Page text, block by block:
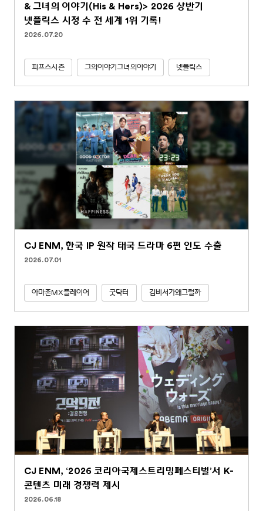
& 그녀의 이야기(His & Hers)> 2026 상반기
넷플릭스 시청 수 전 세계 1위 기록!
2026.07.20
피프스시즌 그의이야기그녀의이야기 넷플릭스
CJ ENM, 한국 IP 원작 태국 드라마 6편 인도 수출
2026.07.01
아마존MX플레이어 굿닥터 김비서가왜그럴까
CJ ENM, ‘2026 코리아국제스트리밍페스티벌’서 K-
콘텐츠 미래 경쟁력 제시
2026.06.18